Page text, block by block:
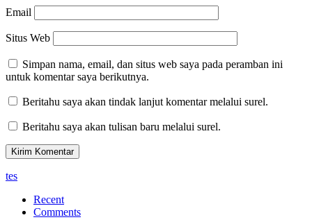
Email
Situs Web
Simpan nama, email, dan situs web saya pada peramban ini
untuk komentar saya berikutnya.
Beritahu saya akan tindak lanjut komentar melalui surel.
Beritahu saya akan tulisan baru melalui surel.
tes
Recent
Comments